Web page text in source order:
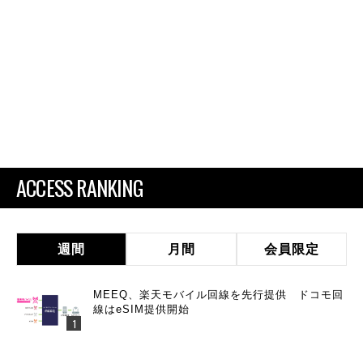
ACCESS RANKING
週間 月間 会員限定
MEEQ、楽天モバイル回線を先行提供 ドコモ回
線はeSIM提供開始